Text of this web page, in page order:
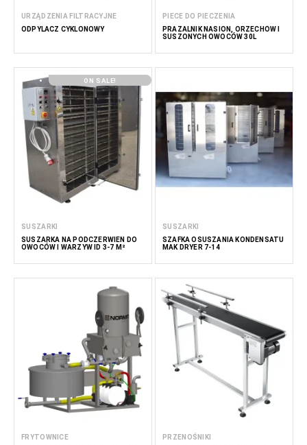
URZĄDZENIA FILTRACYJNE
ODPYLACZ CYKLONOWY
PIECE DO PIECZENIA
PRAŻALNIK NASION, ORZECHÓW I
SUSZONYCH OWOCÓW 30L
ON SALE!
SUSZARKI
SUSZARKA NA PODCZERWIEŃ DO
OWOCÓW I WARZYW ID 3-7 M²
SUSZARKI
SZAFKA OSUSZANIA KONDENSATU
MAK DRYER 7-14
FRYTOWNICE
PRZENOŚNIKI